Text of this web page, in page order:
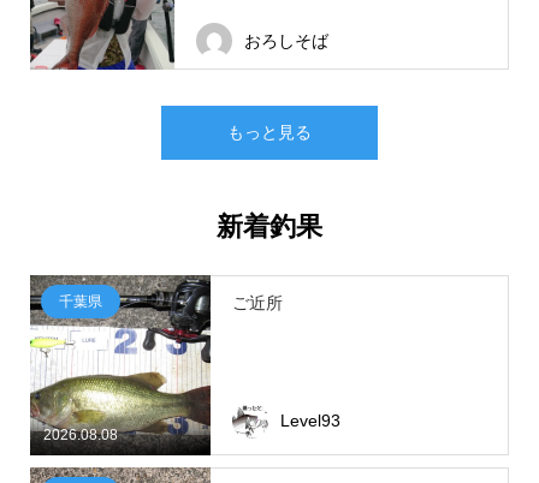
おろしそば
もっと見る
新着釣果
2026.08.08
千葉県 ご近所
Level93